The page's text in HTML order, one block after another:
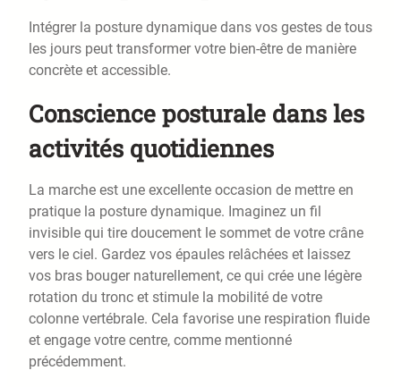
Intégrer la posture dynamique dans vos gestes de tous
les jours peut transformer votre bien-être de manière
concrète et accessible.
Conscience posturale dans les
activités quotidiennes
La marche est une excellente occasion de mettre en
pratique la posture dynamique. Imaginez un fil
invisible qui tire doucement le sommet de votre crâne
vers le ciel. Gardez vos épaules relâchées et laissez
vos bras bouger naturellement, ce qui crée une légère
rotation du tronc et stimule la mobilité de votre
colonne vertébrale. Cela favorise une respiration fluide
et engage votre centre, comme mentionné
précédemment.